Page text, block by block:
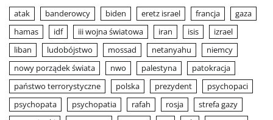
atak banderowcy biden eretz israel francja
gaza
hamas
idf iii wojna światowa iran isis
izrael
liban
ludobójstwo mossad netanyahu
niemcy
nowy porządek świata
nwo palestyna
patokracja
państwo terrorystyczne
polska prezydent
psychopaci
psychopata
psychopatia rafah rosja
strefa gazy